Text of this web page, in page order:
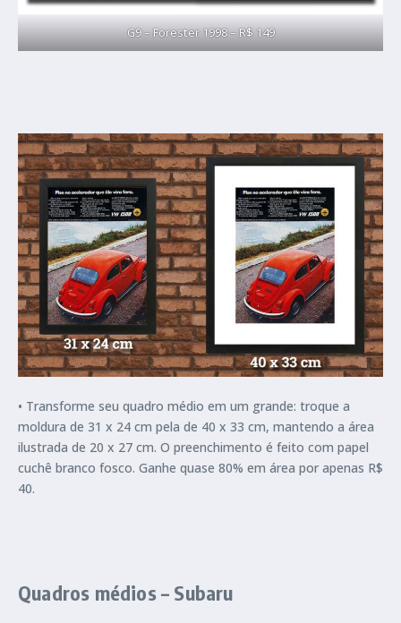
G9 – Forester 1998 – R$ 149
• Transforme seu quadro médio em um grande: troque a
moldura de 31 x 24 cm pela de 40 x 33 cm, mantendo a área
ilustrada de 20 x 27 cm. O preenchimento é feito com papel
cuchê branco fosco. Ganhe quase 80% em área por apenas R$
40.
Quadros médios – Subaru